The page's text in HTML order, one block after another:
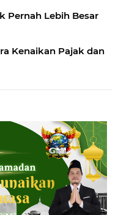
Pernah Lebih Besar
Kenaikan Pajak dan